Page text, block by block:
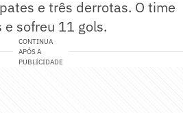
e três derrotas. O time
e sofreu 11 gols.
CONTINUA
APÓS A
PUBLICIDADE